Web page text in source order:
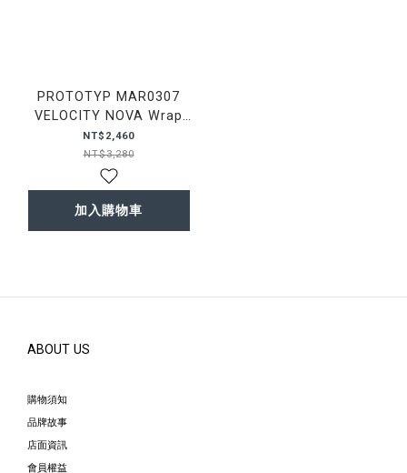
PROTOTYP MAR0307
VELOCITY NOVA Wrap
Skirt
NT$2,460
NT$3,280
加入購物車
ABOUT US
購物須知
品牌故事
店面資訊
會員權益